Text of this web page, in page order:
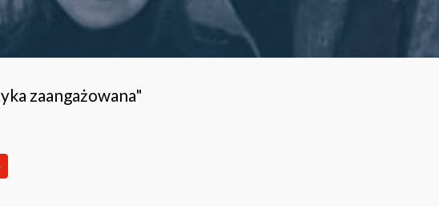
zaangażowana"